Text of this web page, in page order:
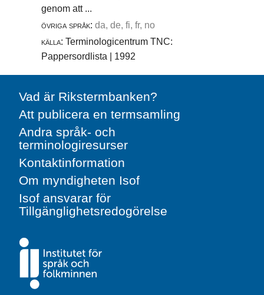
genom att ...
övriga språk: da, de, fi, fr, no
källa: Terminologicentrum TNC:
Pappersordlista | 1992
Vad är Rikstermbanken?
Att publicera en termsamling
Andra språk- och
terminologiresurser
Kontaktinformation
Om myndigheten Isof
Isof ansvarar för
Tillgänglighetsredogörelse